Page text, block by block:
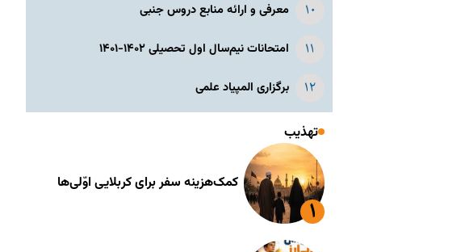
معرفی و ارائه منابع دروس جنبی
امتحانات نیم‌سال اول تحصیلی ۱۴۰۲-۱۴۰۱
برگزاری المپیاد علمی
تهذیب
کمک‌هزینه سفر برای کربلایی اوّلی‌ها